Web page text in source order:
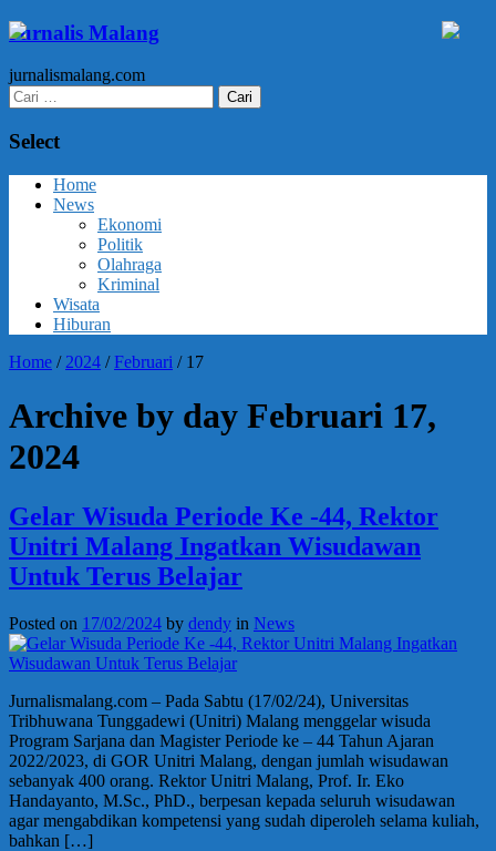
Jurnalis Malang
jurnalismalang.com
Cari
untuk:
Select
Home
News
Ekonomi
Politik
Olahraga
Kriminal
Wisata
Hiburan
Home / 2024 /Februari / 17
Archive by day Februari 17,
2024
Gelar Wisuda Periode Ke -44, Rektor
Unitri Malang Ingatkan Wisudawan
Untuk Terus Belajar
Posted on 17/02/2024 by dendy in News
Jurnalismalang.com – Pada Sabtu (17/02/24), Universitas
Tribhuwana Tunggadewi (Unitri) Malang menggelar wisuda
Program Sarjana dan Magister Periode ke – 44 Tahun Ajaran
2022/2023, di GOR Unitri Malang, dengan jumlah wisudawan
sebanyak 400 orang. Rektor Unitri Malang, Prof. Ir. Eko
Handayanto, M.Sc., PhD., berpesan kepada seluruh wisudawan
agar mengabdikan kompetensi yang sudah diperoleh selama kuliah,
bahkan […]